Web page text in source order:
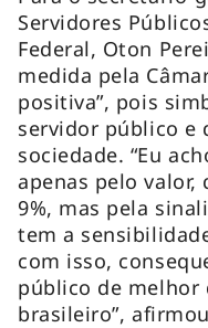
Servidores
Federal, Oton
medida pela
positiva”, pois
servidor público e
sociedade. “Eu
apenas pelo valor,
9%, mas pela
tem a
com isso,
público de melhor
brasileiro”,